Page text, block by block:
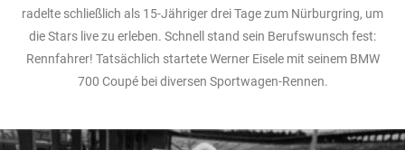
radelte schließlich als 15-Jähriger drei Tage zum Nürburgring, um
die Stars live zu erleben. Schnell stand sein Berufswunsch fest:
Rennfahrer! Tatsächlich startete Werner Eisele mit seinem BMW
700 Coupé bei diversen Sportwagen-Rennen.